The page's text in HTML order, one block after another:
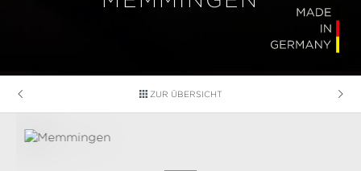
ZUR ÜBERSICHT